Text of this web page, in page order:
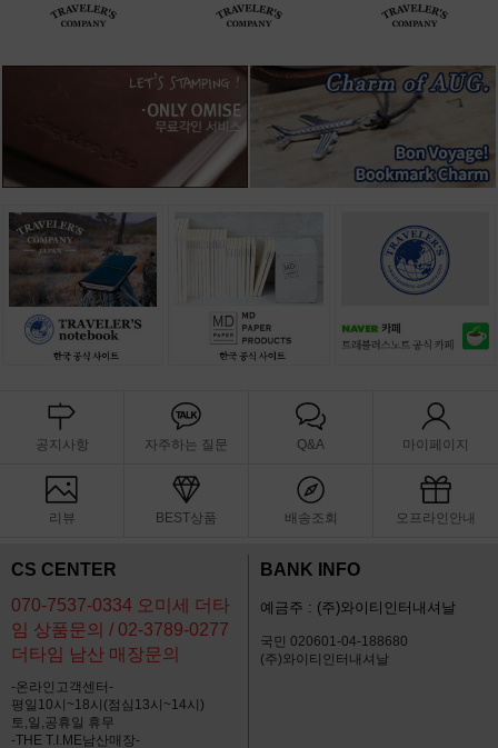
공지사항 자주하는 질문 Q&A 마이페이지
리뷰 BEST상품 배송조회 오프라인안내
CS CENTER
070-7537-0334 오미세 더타
임 상품문의 / 02-3789-0277
더타임 남산 매장문의
-온라인고객센터-
평일10시~18시(점심13시~14시)
토,일,공휴일 휴무
-THE T.I.ME남산매장-
BANK INFO
예금주 : (주)와이티인터내셔날
국민 020601-04-188680
(주)와이티인터내셔날